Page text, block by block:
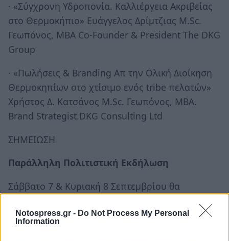
Notospress.gr - Do Not Process My Personal
Information
· «Σύγχρονη Υδροπονία. Καλλιέργεια Ακριβείας
στο Θερμοκήπιο» Ευάγγελος Δρίμτζιας Μ.Sc.
Γεωπόνος, ΜΒΑ Co-Founder & President The DKG
Group
· «Πωλήσεις & Branding Απ την Ολική Διοίκηση
Θερμοκηπίων στο χτίσιμο ενός tribe πελατών»
Χρήστος Δ. Κατσάνος Μ.Sc. Γεωπόνος, ΜΒΑ.
Brand Strategist.DKG Consulting Ltd
ΣΗΜΕΙΩΣΗ
Παράλληλη Πολιτιστική Εκδήλωση
Σάββατο 7 & Κυριακή 8 Σεπτεμβρίου θα
Μαραγκού “ Η ζωή και το έργο του Φωτογράφου